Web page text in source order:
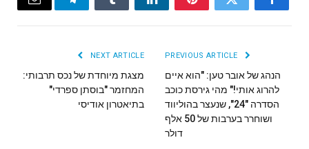
Facebook
Twitter
Pinterest
LinkedIn
Tumblr
Telegram
Email
הנהג של אובר טען: "הוא איים
להרוג אותי!" מהי גירסת כוכב
הסדרה "24", שנעצר בהוליווד
ושוחרר בערבות של 50 אלף
דולר
NEXT ARTICLE
מצגת מיוחדת של נכס תרבותי:
המחזמר "בוסתן ספרדי"
בתיאטרון אודיסי